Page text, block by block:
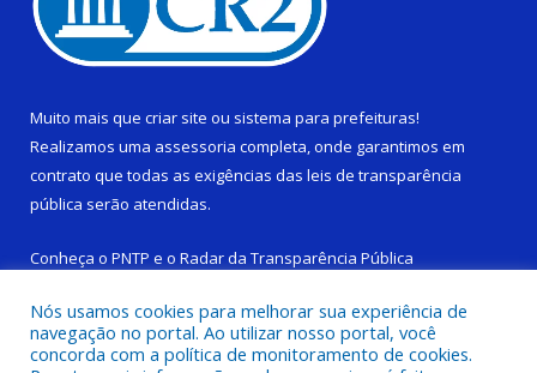
Muito mais que criar site ou sistema para prefeituras!
Realizamos uma assessoria completa, onde garantimos em
contrato que todas as exigências das leis de transparência
pública serão atendidas.
Conheça o PNTP e o Radar da Transparência Pública
Nós usamos cookies para melhorar sua experiência de
navegação no portal. Ao utilizar nosso portal, você
concorda com a política de monitoramento de cookies.